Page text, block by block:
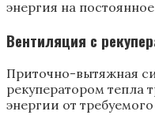
энергия на
Вентиляция с
Приточно-вытяжная
рекуператором тепла
энергии от